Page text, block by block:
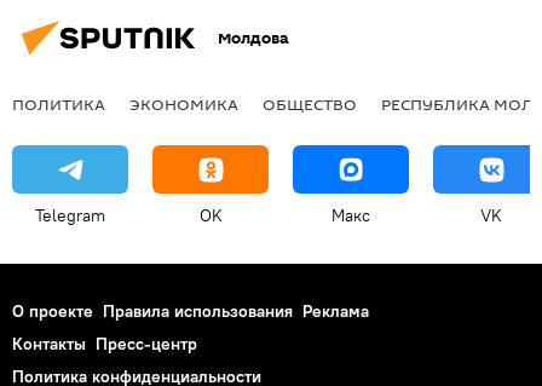
Молдова
ПОЛИТИКА ЭКОНОМИКА ОБЩЕСТВО РЕСПУБЛИКА
Telegram OK Макс VK
О проекте Правила использования Реклама
Контакты Пресс-центр
Политика конфиденциальности